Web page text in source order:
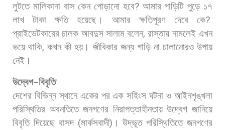
লুটতে মালিকানা বাস কেন পোড়ানো হবে? আমার গাড়িটি পুড়ে ১৭
লাখ
টাকা ক্ষতি হয়েছে। আমার ক্ষতিপূরণ দেবে কে?
প্রাইভেটকারের চালক আবদুস সালাম বলেন,রাস্তায় নামলেই এখন
ভয়ে থাকি,কখন কী হয়। জীবিকার জন্য গাড়ি না চালানোরও উপায়
নেই।
উদ্বেগ–বিবৃতি
দেশের বিভিন্ন স্থানে একের পর এক সহিংস ঘটনা ও আইনশৃঙ্খলা
পরিস্থিতির অবনতিতে জনগণের নিরাপত্তাহীনতায় উদ্বেগ জানিয়ে
বিবৃতি দিয়েছে বাসদ(মার্কসবাদী) । উদ্ভূত পরিস্থিতিতে জনগণের